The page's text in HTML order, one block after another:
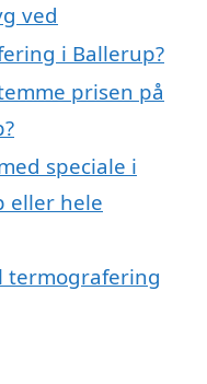
ved
i Ballerup?
prisen på
speciale i
eller hele
termografering